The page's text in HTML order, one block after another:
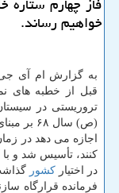
خواهیم رساند.
به گزارش ام آی
قبل از خطبه های
تروریستی در
اجازه می دهد در
كنند، تأسیس شد و
در اختیار كشور
فرمانده قرارگاه